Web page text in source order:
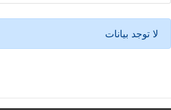
لا توجد بيانات